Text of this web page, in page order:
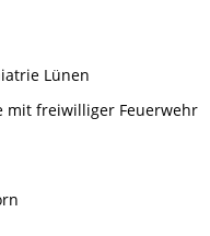
Lünen
mit freiwilliger Feuerwehr